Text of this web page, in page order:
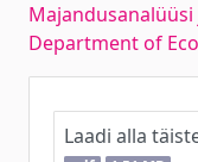
Department of
Laadi alla